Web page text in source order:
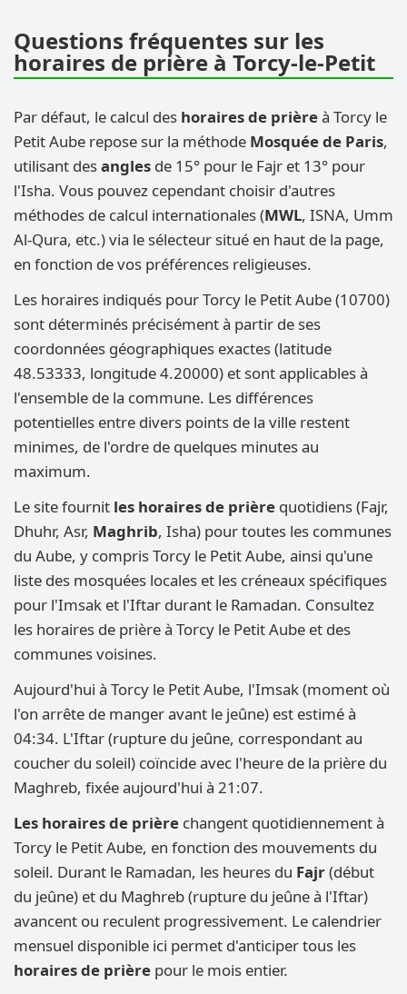
Questions fréquentes sur les
horaires de prière à Torcy-le-Petit
Par défaut, le calcul des horaires de prièreà Torcy le
Petit Aube repose sur la méthode Mosquée de Paris,
utilisant desangles de 15° pour le Fajr et 13° pour
l'Isha. Vous pouvez cependant choisir d'autres
méthodes de calcul internationales (MWL, ISNA, Umm
Al-Qura, etc.) via le sélecteur situé en haut de la page,
en fonction de vos préférences religieuses.
Les horaires indiqués pour Torcy le Petit Aube (10700)
sont déterminés précisément à partir de ses
coordonnées géographiques exactes (latitude
48.53333, longitude 4.20000) et sont applicables à
l'ensemble de la commune. Les différences
potentielles entre divers points de la ville restent
minimes, de l'ordre de quelques minutes au
maximum.
Le site fournit les horaires de prière quotidiens (Fajr,
Dhuhr, Asr, Maghrib, Isha) pour toutes les communes
du Aube, y compris Torcy le Petit Aube, ainsi qu'une
liste des mosquées locales et les créneaux spécifiques
pour l'Imsak et l'Iftar durant le Ramadan. Consultez
les horaires de prière à Torcy le Petit Aube et des
communes voisines.
Aujourd'hui à Torcy le Petit Aube, l'Imsak (moment où
l'on arrête de manger avant le jeûne) est estimé à
04:34. L'Iftar (rupture du jeûne, correspondant au
coucher du soleil) coïncide avec l'heure de la prière du
Maghreb, fixée aujourd'hui à 21:07.
Les horaires de prière changent quotidiennement à
Torcy le Petit Aube, en fonction des mouvements du
soleil. Durant le Ramadan, les heures du Fajr(début
du jeûne) et du Maghreb (rupture du jeûne à l'Iftar)
avancent ou reculent progressivement. Le calendrier
mensuel disponible ici permet d'anticiper tous les
horaires de prière pour le mois entier.